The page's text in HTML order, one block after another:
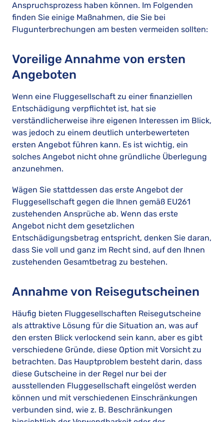
Anspruchsprozess haben können. Im Folgenden
finden Sie einige Maßnahmen, die Sie bei
Flugunterbrechungen am besten vermeiden sollten:
Voreilige Annahme von ersten
Angeboten
Wenn eine Fluggesellschaft zu einer finanziellen
Entschädigung verpflichtet ist, hat sie
verständlicherweise ihre eigenen Interessen im Blick,
was jedoch zu einem deutlich unterbewerteten
ersten Angebot führen kann. Es ist wichtig, ein
solches Angebot nicht ohne gründliche Überlegung
anzunehmen.
Wägen Sie stattdessen das erste Angebot der
Fluggesellschaft gegen die Ihnen gemäß EU261
zustehenden Ansprüche ab. Wenn das erste
Angebot nicht dem gesetzlichen
Entschädigungsbetrag entspricht, denken Sie daran,
dass Sie voll und ganz im Recht sind, auf den Ihnen
zustehenden Gesamtbetrag zu bestehen.
Annahme von Reisegutscheinen
Häufig bieten Fluggesellschaften Reisegutscheine
als attraktive Lösung für die Situation an, was auf
den ersten Blick verlockend sein kann, aber es gibt
verschiedene Gründe, diese Option mit Vorsicht zu
betrachten. Das Hauptproblem besteht darin, dass
diese Gutscheine in der Regel nur bei der
ausstellenden Fluggesellschaft eingelöst werden
können und mit verschiedenen Einschränkungen
verbunden sind, wie z. B. Beschränkungen